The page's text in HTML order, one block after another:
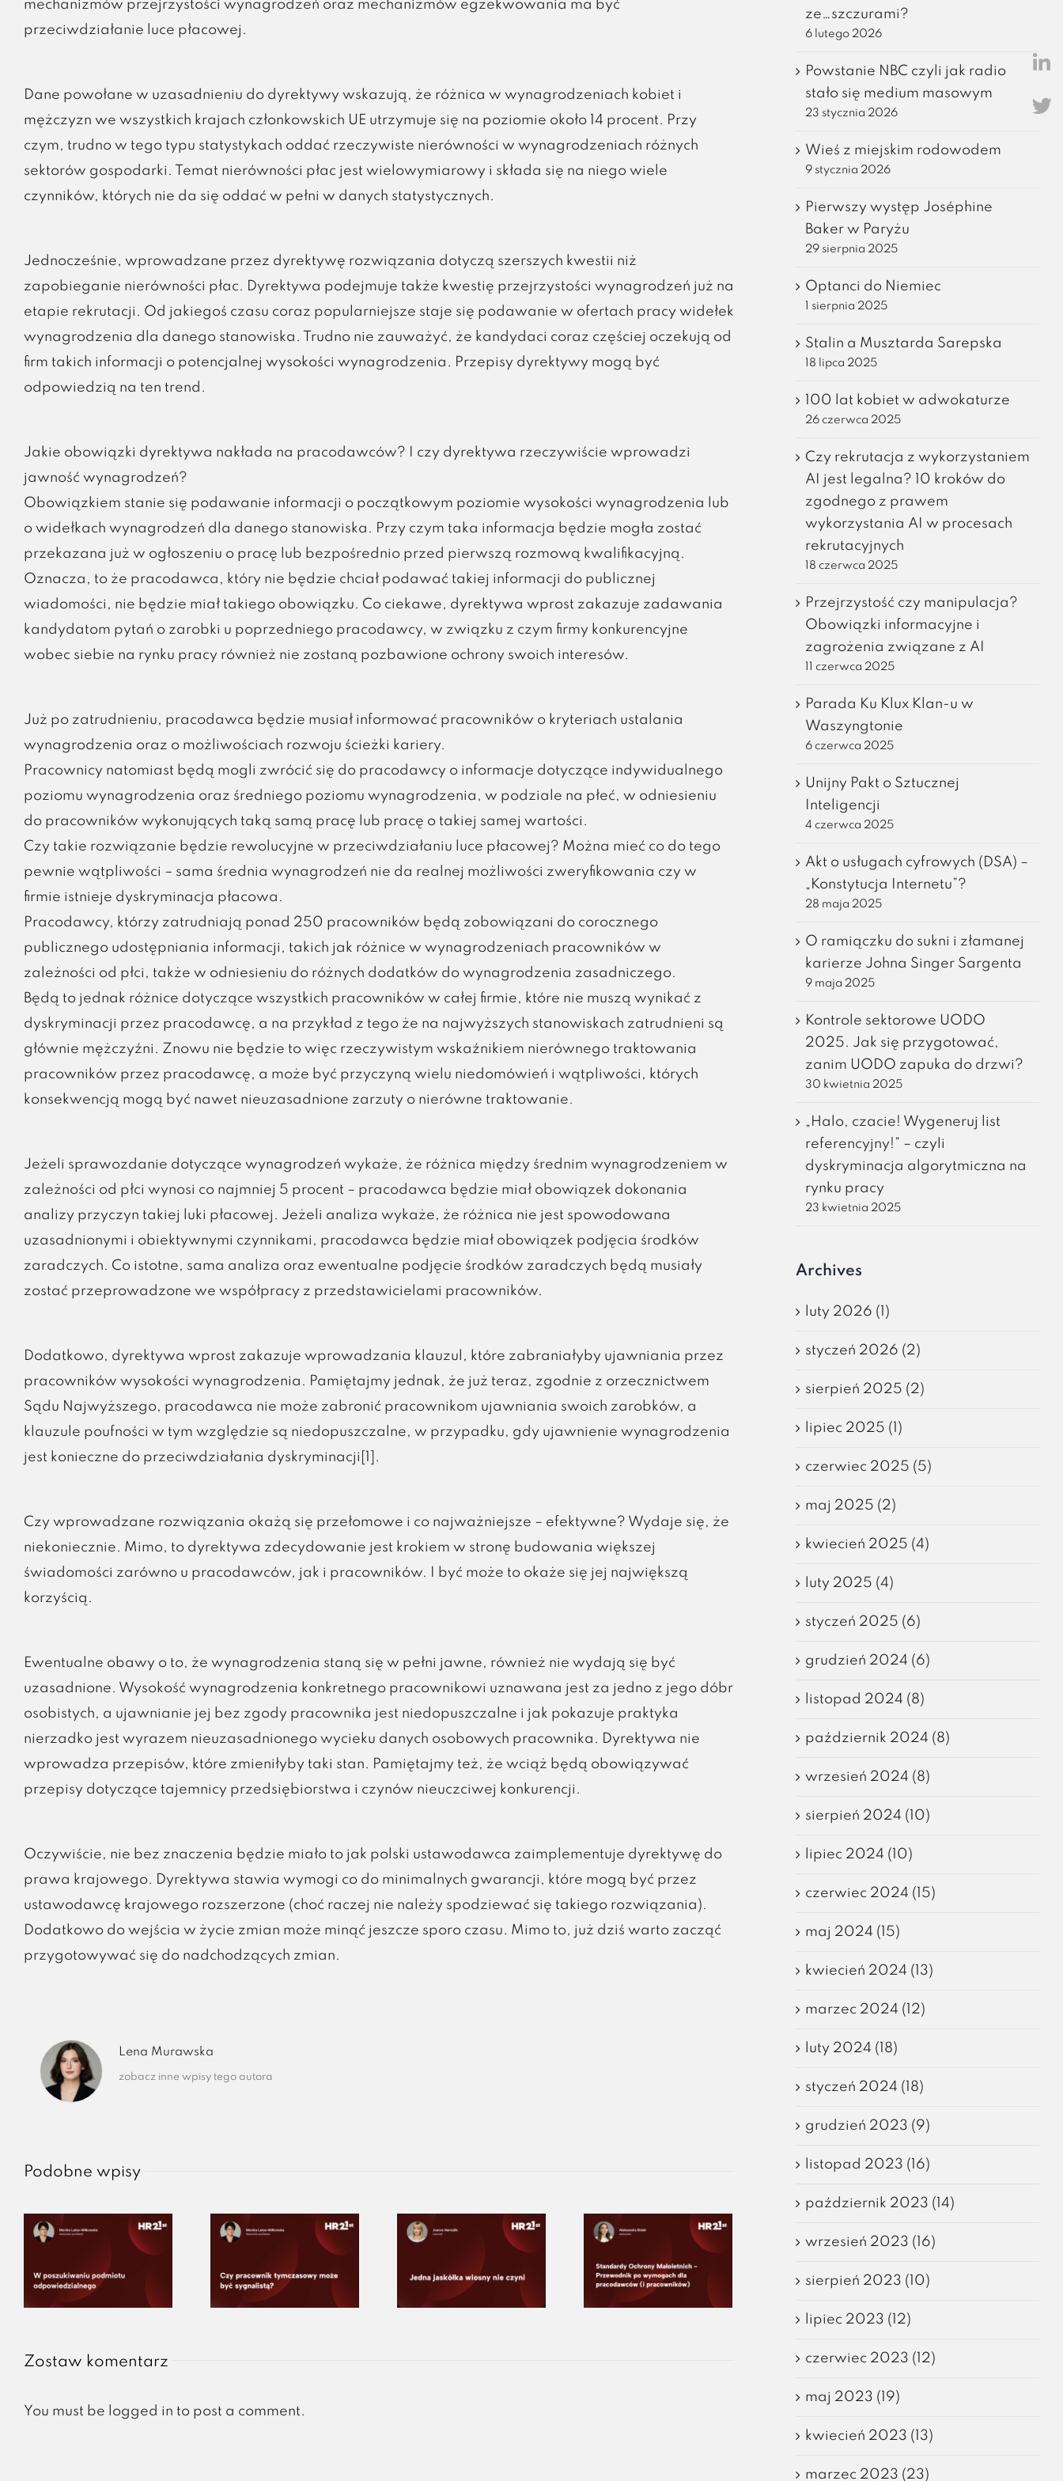
mechanizmów przejrzystości wynagrodzeń oraz mechanizmów egzekwowania ma być
przeciwdziałanie luce płacowej.
Dane powołane w uzasadnieniu do dyrektywy wskazują, że różnica w wynagrodzeniach kobiet i
mężczyzn we wszystkich krajach członkowskich UE utrzymuje się na poziomie około 14 procent. Przy
czym, trudno w tego typu statystykach oddać rzeczywiste nierówności w wynagrodzeniach różnych
sektorów gospodarki. Temat nierówności płac jest wielowymiarowy i składa się na niego wiele
czynników, których nie da się oddać w pełni w danych statystycznych.
Jednocześnie, wprowadzane przez dyrektywę rozwiązania dotyczą szerszych kwestii niż
zapobieganie nierówności płac. Dyrektywa podejmuje także kwestię przejrzystości wynagrodzeń już na
etapie rekrutacji. Od jakiegoś czasu coraz popularniejsze staje się podawanie w ofertach pracy widełek
wynagrodzenia dla danego stanowiska. Trudno nie zauważyć, że kandydaci coraz częściej oczekują od
firm takich informacji o potencjalnej wysokości wynagrodzenia. Przepisy dyrektywy mogą być
odpowiedzią na ten trend.
Jakie obowiązki dyrektywa nakłada na pracodawców? I czy dyrektywa rzeczywiście wprowadzi
jawność wynagrodzeń?
Obowiązkiem stanie się podawanie informacji o początkowym poziomie wysokości wynagrodzenia lub
o widełkach wynagrodzeń dla danego stanowiska. Przy czym taka informacja będzie mogła zostać
przekazana już w ogłoszeniu o pracę lub bezpośrednio przed pierwszą rozmową kwalifikacyjną.
Oznacza, to że pracodawca, który nie będzie chciał podawać takiej informacji do publicznej
wiadomości, nie będzie miał takiego obowiązku. Co ciekawe, dyrektywa wprost zakazuje zadawania
kandydatom pytań o zarobki u poprzedniego pracodawcy, w związku z czym firmy konkurencyjne
wobec siebie na rynku pracy również nie zostaną pozbawione ochrony swoich interesów.
Już po zatrudnieniu, pracodawca będzie musiał informować pracowników o kryteriach ustalania
wynagrodzenia oraz o możliwościach rozwoju ścieżki kariery.
Pracownicy natomiast będą mogli zwrócić się do pracodawcy o informacje dotyczące indywidualnego
poziomu wynagrodzenia oraz średniego poziomu wynagrodzenia, w podziale na płeć, w odniesieniu
do pracowników wykonujących taką samą pracę lub pracę o takiej samej wartości.
Czy takie rozwiązanie będzie rewolucyjne w przeciwdziałaniu luce płacowej? Można mieć co do tego
pewnie wątpliwości – sama średnia wynagrodzeń nie da realnej możliwości zweryfikowania czy w
firmie istnieje dyskryminacja płacowa.
Pracodawcy, którzy zatrudniają ponad 250 pracowników będą zobowiązani do corocznego
publicznego udostępniania informacji, takich jak różnice w wynagrodzeniach pracowników w
zależności od płci, także w odniesieniu do różnych dodatków do wynagrodzenia zasadniczego.
Będą to jednak różnice dotyczące wszystkich pracowników w całej firmie, które nie muszą wynikać z
dyskryminacji przez pracodawcę, a na przykład z tego że na najwyższych stanowiskach zatrudnieni są
głównie mężczyźni. Znowu nie będzie to więc rzeczywistym wskaźnikiem nierównego traktowania
pracowników przez pracodawcę, a może być przyczyną wielu niedomówień i wątpliwości, których
konsekwencją mogą być nawet nieuzasadnione zarzuty o nierówne traktowanie.
Jeżeli sprawozdanie dotyczące wynagrodzeń wykaże, że różnica między średnim wynagrodzeniem w
zależności od płci wynosi co najmniej 5 procent – pracodawca będzie miał obowiązek dokonania
analizy przyczyn takiej luki płacowej. Jeżeli analiza wykaże, że różnica nie jest spowodowana
uzasadnionymi i obiektywnymi czynnikami, pracodawca będzie miał obowiązek podjęcia środków
zaradczych. Co istotne, sama analiza oraz ewentualne podjęcie środków zaradczych będą musiały
zostać przeprowadzone we współpracy z przedstawicielami pracowników.
Dodatkowo, dyrektywa wprost zakazuje wprowadzania klauzul, które zabraniałyby ujawniania przez
pracowników wysokości wynagrodzenia. Pamiętajmy jednak, że już teraz, zgodnie z orzecznictwem
Sądu Najwyższego, pracodawca nie może zabronić pracownikom ujawniania swoich zarobków, a
klauzule poufności w tym względzie są niedopuszczalne, w przypadku, gdy ujawnienie wynagrodzenia
jest konieczne do przeciwdziałania dyskryminacji[1].
Czy wprowadzane rozwiązania okażą się przełomowe i co najważniejsze – efektywne? Wydaje się, że
niekoniecznie. Mimo, to dyrektywa zdecydowanie jest krokiem w stronę budowania większej
świadomości zarówno u pracodawców, jak i pracowników. I być może to okaże się jej największą
korzyścią.
Ewentualne obawy o to, że wynagrodzenia staną się w pełni jawne, również nie wydają się być
uzasadnione. Wysokość wynagrodzenia konkretnego pracownikowi uznawana jest za jedno z jego dóbr
osobistych, a ujawnianie jej bez zgody pracownika jest niedopuszczalne i jak pokazuje praktyka
nierzadko jest wyrazem nieuzasadnionego wycieku danych osobowych pracownika. Dyrektywa nie
wprowadza przepisów, które zmieniłyby taki stan. Pamiętajmy też, że wciąż będą obowiązywać
przepisy dotyczące tajemnicy przedsiębiorstwa i czynów nieuczciwej konkurencji.
Oczywiście, nie bez znaczenia będzie miało to jak polski ustawodawca zaimplementuje dyrektywę do
prawa krajowego. Dyrektywa stawia wymogi co do minimalnych gwarancji, które mogą być przez
ustawodawcę krajowego rozszerzone (choć raczej nie należy spodziewać się takiego rozwiązania).
Dodatkowo do wejścia w życie zmian może minąć jeszcze sporo czasu. Mimo to, już dziś warto zacząć
przygotowywać się do nadchodzących zmian.
Lena Murawska
zobacz inne wpisy tego autora
Podobne wpisy
Zostaw komentarz
You must be logged in to post a comment.
ze…szczurami?
6 lutego 2026
Powstanie NBC czyli jak radio
stało się medium masowym
23 stycznia 2026
Wieś z miejskim rodowodem
9 stycznia 2026
Pierwszy występ Joséphine
Baker w Paryżu
29 sierpnia 2025
Optanci do Niemiec
1 sierpnia 2025
Stalin a Musztarda Sarepska
18 lipca 2025
100 lat kobiet w adwokaturze
26 czerwca 2025
Czy rekrutacja z wykorzystaniem
AI jest legalna? 10 kroków do
zgodnego z prawem
wykorzystania AI w procesach
rekrutacyjnych
18 czerwca 2025
Przejrzystość czy manipulacja?
Obowiązki informacyjne i
zagrożenia związane z AI
11 czerwca 2025
Parada Ku Klux Klan-u w
Waszyngtonie
6 czerwca 2025
Unijny Pakt o Sztucznej
Inteligencji
4 czerwca 2025
Akt o usługach cyfrowych (DSA) –
„Konstytucja Internetu”?
28 maja 2025
O ramiączku do sukni i złamanej
karierze Johna Singer Sargenta
9 maja 2025
Kontrole sektorowe UODO
2025. Jak się przygotować,
zanim UODO zapuka do drzwi?
30 kwietnia 2025
„Halo, czacie! Wygeneruj list
referencyjny!” – czyli
dyskryminacja algorytmiczna na
rynku pracy
23 kwietnia 2025
Archives
luty 2026 (1)
styczeń 2026 (2)
sierpień 2025 (2)
lipiec 2025 (1)
czerwiec 2025 (5)
maj 2025 (2)
kwiecień 2025 (4)
luty 2025 (4)
styczeń 2025 (6)
grudzień 2024 (6)
listopad 2024 (8)
październik 2024 (8)
wrzesień 2024 (8)
sierpień 2024 (10)
lipiec 2024 (10)
czerwiec 2024 (15)
maj 2024 (15)
kwiecień 2024 (13)
marzec 2024 (12)
luty 2024 (18)
styczeń 2024 (18)
grudzień 2023 (9)
listopad 2023 (16)
październik 2023 (14)
wrzesień 2023 (16)
sierpień 2023 (10)
lipiec 2023 (12)
czerwiec 2023 (12)
maj 2023 (19)
kwiecień 2023 (13)
marzec 2023 (23)